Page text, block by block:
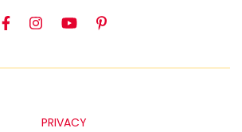
PRIVACY